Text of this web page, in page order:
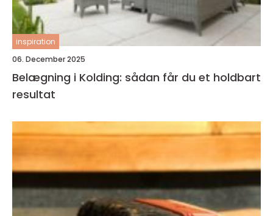
inspiration
06. December 2025
Belægning i Kolding: sådan får du et holdbart
resultat